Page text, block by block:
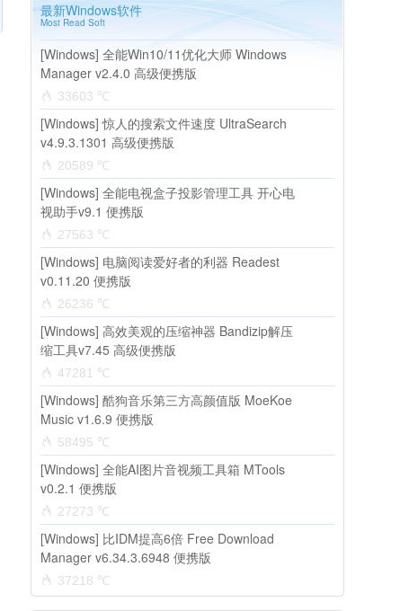
最新Windows软件
Most Read Soft
[Windows] 全能Win10/11优化大师 Windows
Manager v2.4.0 高级便携版
33603 ℃
[Windows] 惊人的搜索文件速度 UltraSearch
v4.9.3.1301 高级便携版
20589 ℃
[Windows] 全能电视盒子投影管理工具 开心电
视助手v9.1 便携版
27563 ℃
[Windows] 电脑阅读爱好者的利器 Readest
v0.11.20 便携版
26236 ℃
[Windows] 高效美观的压缩神器 Bandizip解压
缩工具v7.45 高级便携版
47281 ℃
[Windows] 酷狗音乐第三方高颜值版 MoeKoe
Music v1.6.9 便携版
58495 ℃
[Windows] 全能AI图片音视频工具箱 MTools
v0.2.1 便携版
27273 ℃
[Windows] 比IDM提高6倍 Free Download
Manager v6.34.3.6948 便携版
37218 ℃